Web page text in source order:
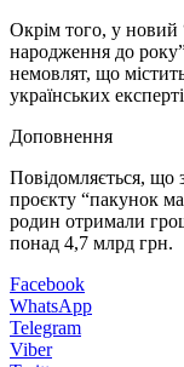
Окрім того, у
народження до
немовлят, що
українських
Доповнення
Повідомляється, що
проєкту “пакунок
родин отримали
понад 4,7 млрд грн.
Facebook
WhatsApp
Telegram
Viber